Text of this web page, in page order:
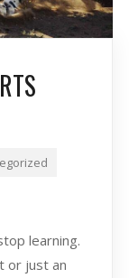
learning.
or just an